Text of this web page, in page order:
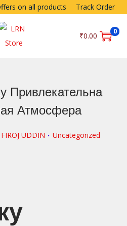
on all products Track Order
₹0.00 0
Привлекательна
Атмосфера
UDDIN . P
Uncategorized